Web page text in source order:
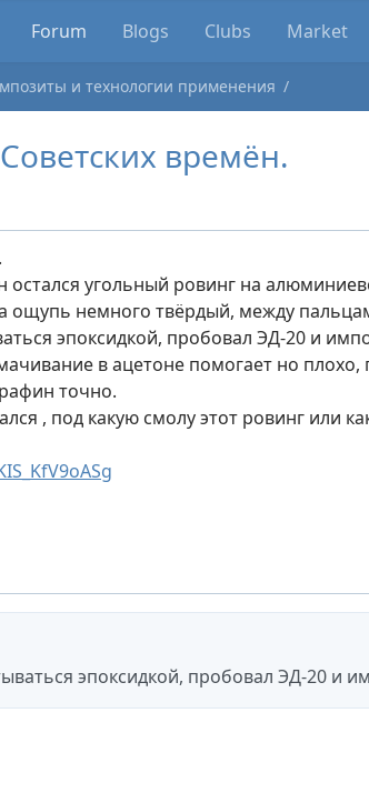
Forum Blogs Clubs Market
и технологии применения
времён.
остался угольный ровинг на
ощупь немного твёрдый, между
эпоксидкой, пробовал ЭД-20 и
в ацетоне помогает но плохо,
точно.
, под какую смолу этот ровинг или
эпоксидкой, пробовал ЭД-20 и